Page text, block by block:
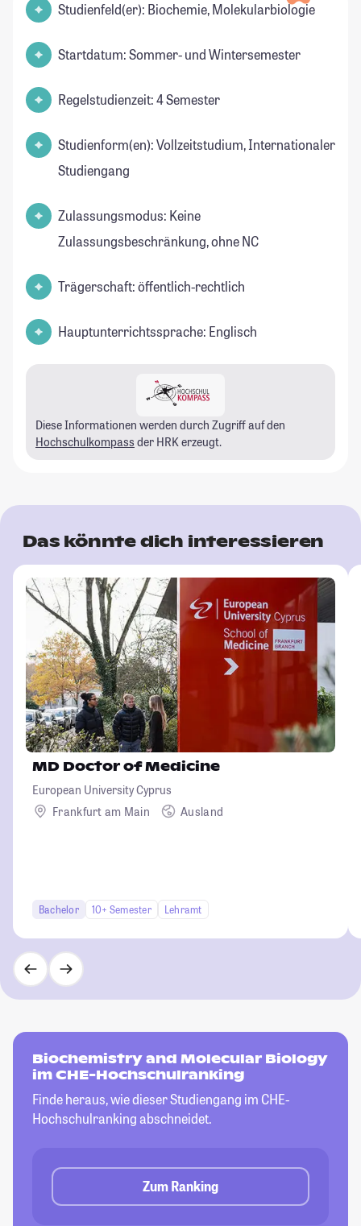
Studienfeld(er): Biochemie, Molekularbiologie
Startdatum: Sommer- und Wintersemester
Regelstudienzeit: 4 Semester
Studienform(en): Vollzeitstudium, Internationaler
Studiengang
Zulassungsmodus: Keine
Zulassungsbeschränkung, ohne NC
Trägerschaft: öffentlich-rechtlich
Hauptunterrichtssprache: Englisch
Diese Informationen werden durch Zugriff auf den
Hochschulkompass der HRK erzeugt.
Das könnte dich interessieren
MD Doctor of Medicine
European University Cyprus
Frankfurt am Main
Ausland
Bachelor 10+ Semester Lehramt
Biochemistry and Molecular Biology
im CHE-Hochschulranking
Finde heraus, wie dieser Studiengang im CHE-
Hochschulranking abschneidet.
Zum Ranking